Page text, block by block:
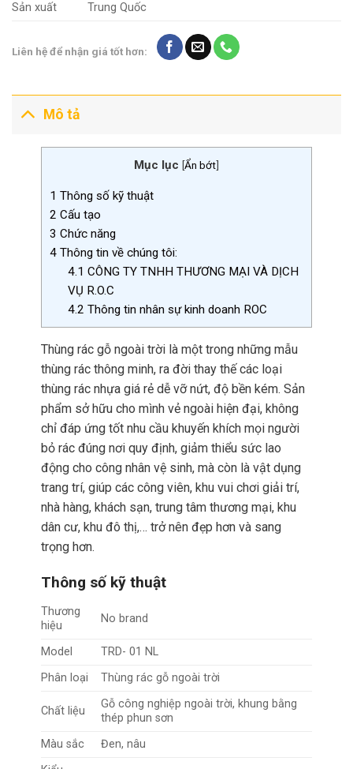
Sản xuất
Trung Quốc
Liên hệ để nhận giá tốt hơn:
Mô tả
Mục lục [Ẩn bớt]
1 Thông số kỹ thuật
2 Cấu tạo
3 Chức năng
4Thông tin về chúng tôi:
4.1 CÔNG TY TNHH THƯƠNG MẠI VÀ DỊCH
VỤ R.O.C
4.2 Thông tin nhân sự kinh doanh ROC
Thùng rác gỗ ngoài trời là một trong những mẫu
thùng rác thông minh, ra đời thay thế các loại
thùng rác nhựa giá rẻ dễ vỡ nứt, độ bền kém. Sản
phẩm sở hữu cho mình vẻ ngoài hiện đại, không
chỉ đáp ứng tốt nhu cầu khuyến khích mọi người
bỏ rác đúng nơi quy định, giảm thiểu sức lao
động cho công nhân vệ sinh, mà còn là vật dụng
trang trí, giúp các công viên, khu vui chơi giải trí,
nhà hàng, khách sạn, trung tâm thương mại, khu
dân cư, khu đô thị,… trở nên đẹp hơn và sang
trọng hơn.
Thông số kỹ thuật
Thương
hiệu
No brand
Model
TRD- 01 NL
Phân loại
Thùng rác gỗ ngoài trời
Chất liệu
Gỗ công nghiệp ngoài trời, khung bằng
thép phun sơn
Màu sắc
Đen, nâu